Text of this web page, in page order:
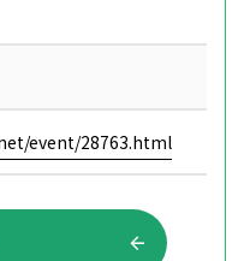
event/28763.html